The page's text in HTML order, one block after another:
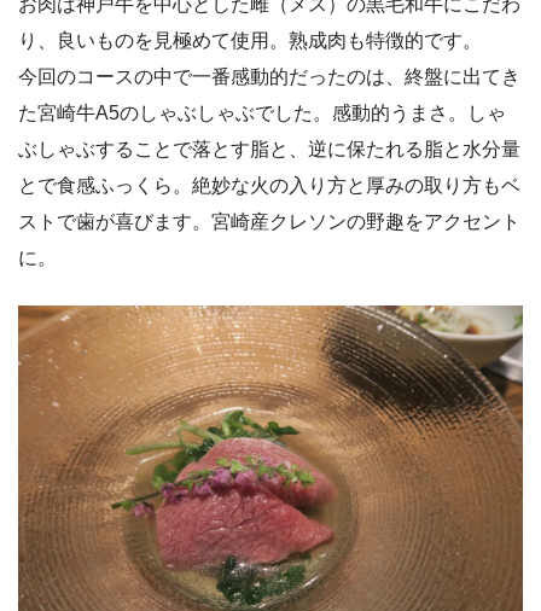
お肉は神戸牛を中心とした雌（メス）の黒毛和牛にこだわ
り、良いものを見極めて使用。熟成肉も特徴的です。
今回のコースの中で一番感動的だったのは、終盤に出てき
た宮崎牛A5のしゃぶしゃぶでした。感動的うまさ。しゃ
ぶしゃぶすることで落とす脂と、逆に保たれる脂と水分量
とで食感ふっくら。絶妙な火の入り方と厚みの取り方もベ
ストで歯が喜びます。宮崎産クレソンの野趣をアクセント
に。